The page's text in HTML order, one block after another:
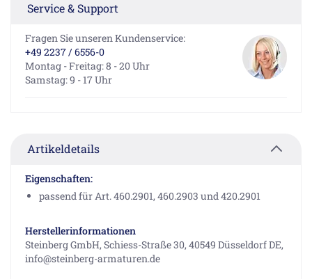
Service & Support
Fragen Sie unseren Kundenservice:
+49 2237 / 6556-0
Montag - Freitag: 8 - 20 Uhr
Samstag: 9 - 17 Uhr
Artikeldetails
Eigenschaften:
passend für Art. 460.2901, 460.2903 und 420.2901
Herstellerinformationen
Steinberg GmbH, Schiess-Straße 30, 40549 Düsseldorf DE,
info@steinberg-armaturen.de